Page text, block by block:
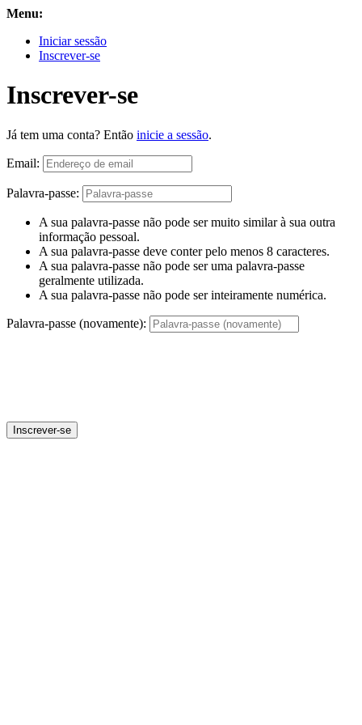
Menu:
Iniciar sessão
Inscrever-se
Inscrever-se
Já tem uma conta? Então inicie a sessão.
Email:
Palavra-passe:
A sua palavra-passe não pode ser muito similar à sua outra
informação pessoal.
A sua palavra-passe deve conter pelo menos 8 caracteres.
A sua palavra-passe não pode ser uma palavra-passe
geralmente utilizada.
A sua palavra-passe não pode ser inteiramente numérica.
Palavra-passe (novamente):
Inscrever-se